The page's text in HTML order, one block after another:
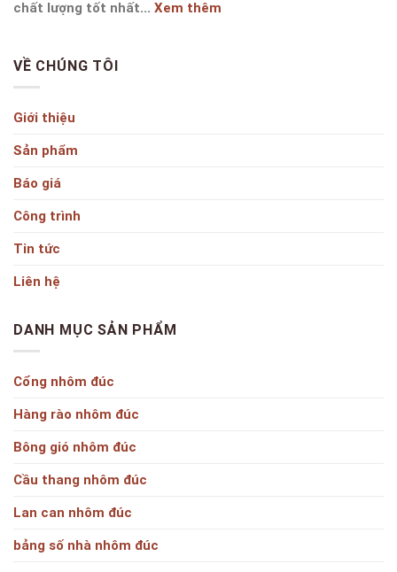
chất lượng tốt nhất... Xem thêm
VỀ CHÚNG TÔI
Giới thiệu
Sản phẩm
Báo giá
Công trình
Tin tức
Liên hệ
DANH MỤC SẢN PHẨM
Cổng nhôm đúc
Hàng rào nhôm đúc
Bông gió nhôm đúc
Cầu thang nhôm đúc
Lan can nhôm đúc
bảng số nhà nhôm đúc